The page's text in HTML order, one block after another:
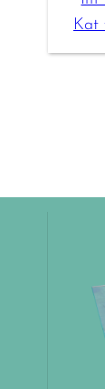
Kat